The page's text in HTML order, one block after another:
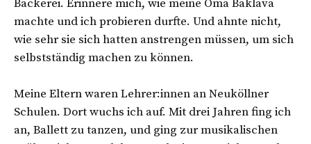
Bäckerei. Erinnere mich, wie meine Oma Baklava
machte und ich probieren durfte. Und ahnte nicht,
wie sehr sie sich hatten anstrengen müssen, um sich
selbstständig machen zu können.
Meine Eltern waren Lehrer:innen an Neuköllner
Schulen. Dort wuchs ich auf. Mit drei Jahren fing ich
an, Ballett zu tanzen, und ging zur musikalischen